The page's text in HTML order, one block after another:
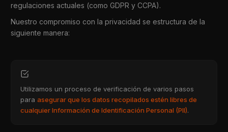
regulaciones actuales (como GDPR y CCPA).
Nuestro compromiso con la privacidad se estructura de la
siguiente manera:
Utilizamos un proceso de verificación de varios pasos
para asegurar que los datos recopilados estén libres de
cualquier Información de Identificación Personal (PII).